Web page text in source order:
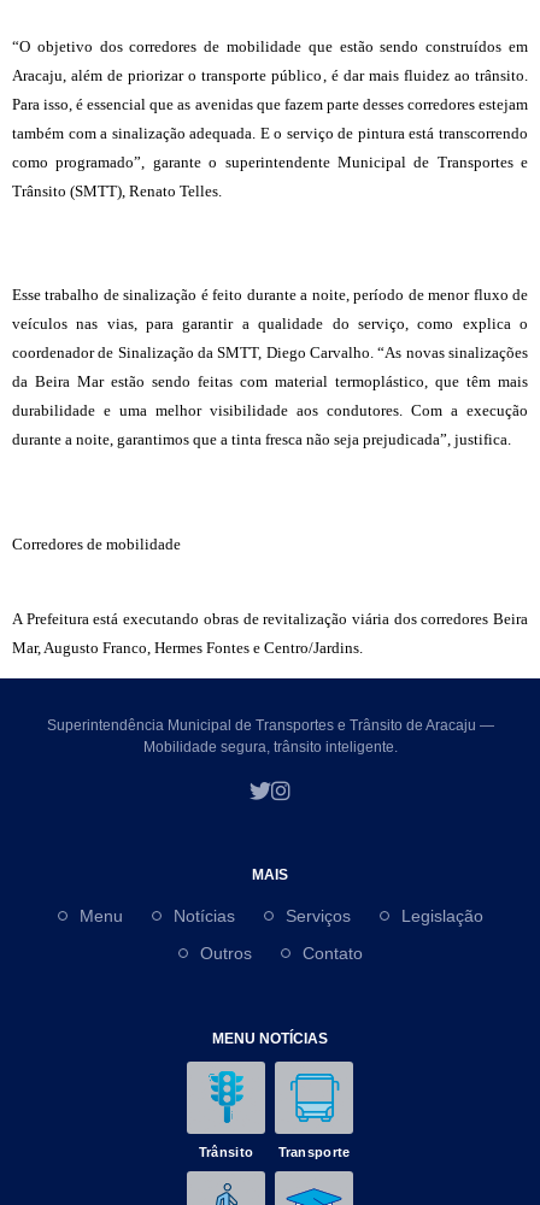
“O objetivo dos corredores de mobilidade que estão sendo construídos em
Aracaju, além de priorizar o transporte público, é dar mais fluidez ao trânsito.
Para isso, é essencial que as avenidas que fazem parte desses corredores estejam
também com a sinalização adequada. E o serviço de pintura está transcorrendo
como programado”, garante o superintendente Municipal de Transportes e
Trânsito (SMTT), Renato Telles.
Esse trabalho de sinalização é feito durante a noite, período de menor fluxo de
veículos nas vias, para garantir a qualidade do serviço, como explica o
coordenador de Sinalização da SMTT, Diego Carvalho. “As novas sinalizações
da Beira Mar estão sendo feitas com material termoplástico, que têm mais
durabilidade e uma melhor visibilidade aos condutores. Com a execução
durante a noite, garantimos que a tinta fresca não seja prejudicada”, justifica.
Corredores de mobilidade
A Prefeitura está executando obras de revitalização viária dos corredores Beira
Mar, Augusto Franco, Hermes Fontes e Centro/Jardins.
Superintendência Municipal de Transportes e Trânsito de Aracaju —
Mobilidade segura, trânsito inteligente.
MAIS
Menu Notícias Serviços
Legislação
Outros
Contato
MENU NOTÍCIAS
Trânsito Transporte